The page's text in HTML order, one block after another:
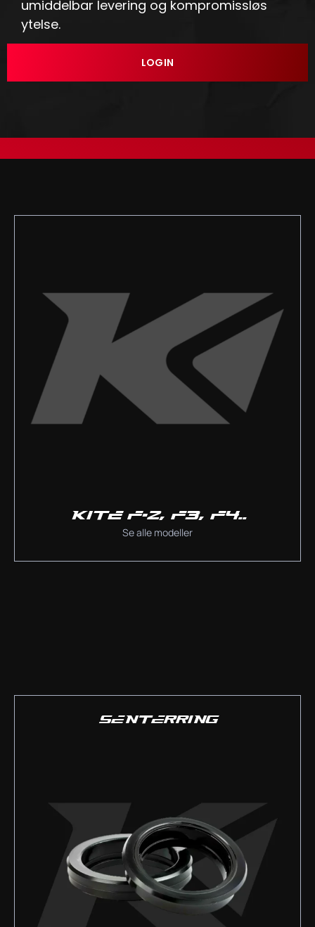
umiddelbar levering og kompromissløs
ytelse.
LOGIN
KITE F-2, F3, F4..
Se alle modeller
SENTERRING